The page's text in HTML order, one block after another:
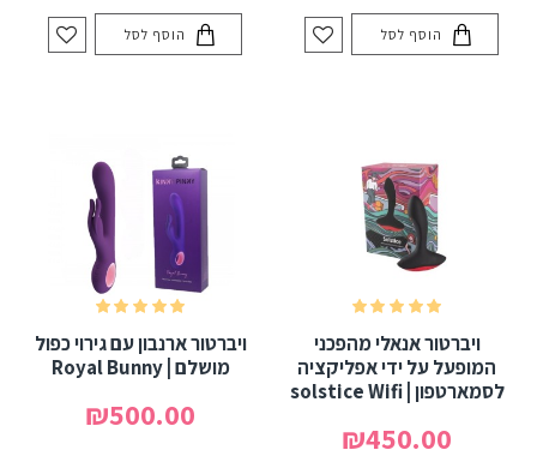
הוסף לסל הוסף לסל
ויברטור אנאלי מהפכני
המופעל על ידי אפליקציה
לסמארטפון | solstice Wifi
₪450.00
ויברטור ארנבון עם גירוי כפול
מושלם | Royal Bunny
₪500.00